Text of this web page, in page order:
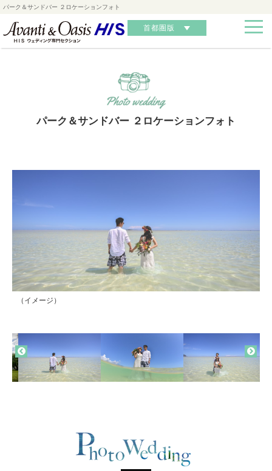
パーク＆サンドバー ２ロケーションフォト
首都圏版
パーク＆サンドバー ２ロケーションフォト
（イメージ）
（イメージ）
（イメージ）
（イメージ）
（イメージ）
カピオラニ公園（イメージ）
カピオラニ公園（イメージ）
カピオラニ公園（イメージ）